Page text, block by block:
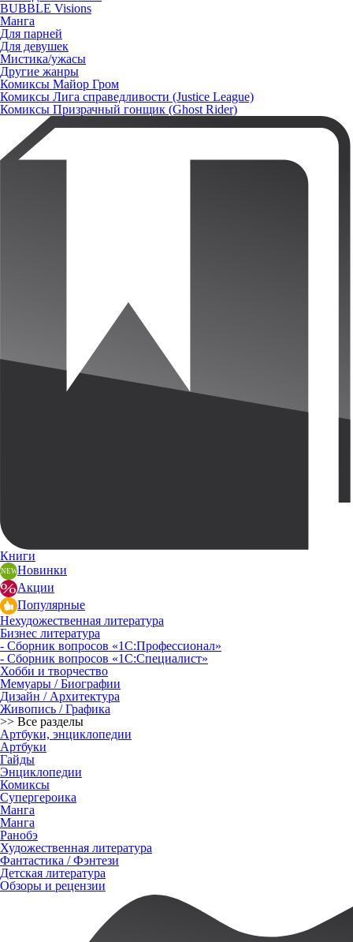
BUBBLE Visions
Манга
Для парней
Для девушек
Мистика/ужасы
Другие жанры
Комиксы Майор Гром
Комиксы Лига справедливости (Justice League)
Комиксы Призрачный гонщик (Ghost Rider)
Книги
Новинки
Акции
Популярные
Нехудожественная литература
Бизнес литература
- Сборник вопросов «1С:Профессионал»
- Сборник вопросов «1С:Специалист»
Хобби и творчество
Мемуары / Биографии
Дизайн / Архитектура
Живопись / Графика
>> Все разделы
Артбуки, энциклопедии
Артбуки
Гайды
Энциклопедии
Комиксы
Супергероика
Манга
Манга
Ранобэ
Художественная литература
Фантастика / Фэнтези
Детская литература
Обзоры и рецензии